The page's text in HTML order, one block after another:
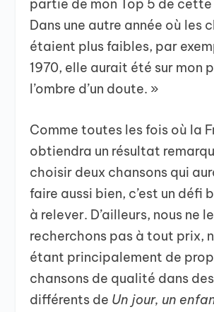
partie de mon Top 5 de cette
Dans une autre année où les
étaient plus faibles, par
1970, elle aurait été sur mon
l’ombre d’un doute. »
Comme toutes les fois où la
obtiendra un résultat
choisir deux chansons qui
faire aussi bien, c’est un défi
à relever. D’ailleurs, nous ne le
recherchons pas à tout prix,
étant principalement de
chansons de qualité dans
différents de Un jour, un